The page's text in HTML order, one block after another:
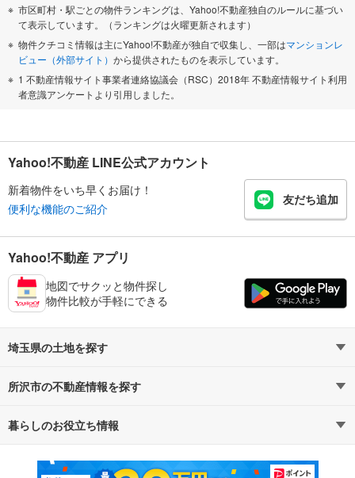
市区町村・駅ごとの物件ランキングは、Yahoo!不動産独自のルールに基づい
て表示しています。（ランキングは火曜更新されます）
物件クチコミ情報は主にYahoo!不動産が独自で収集し、一部はマンションレ
ビュー（外部サイト） から提供されたものを表示しています。
1 不動産情報サイト事業者連絡協議会（RSC）2018年 不動産情報サイト利用
者意識アンケートより引用しました。
Yahoo!不動産 LINE公式アカウント
新着物件をいち早くお届け！
便利な機能のご紹介
友だち追加
Yahoo!不動産 アプリ
地図でサクッと物件探し
物件比較が手軽にできる
埼玉県の土地を探す
路線・駅から探す
通勤・通学時間から探す
所沢市の不動産情報を探す
不動産・住宅
新築マンション 中古マンション
暮らしのお役立ち情報
マンションカタログ 教えて！住まいの先生